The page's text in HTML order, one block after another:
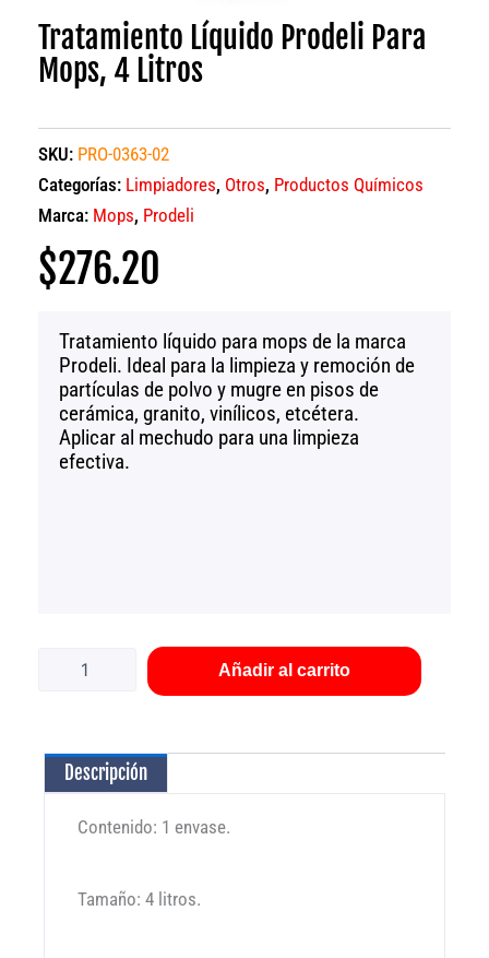
Tratamiento Líquido Prodeli Para
Mops, 4 Litros
SKU: PRO-0363-02
Categorías: Limpiadores, Otros, Productos Químicos
Marca: Mops, Prodeli
$276.20
Tratamiento líquido para mops de la marca
Prodeli. Ideal para la limpieza y remoción de
partículas de polvo y mugre en pisos de
cerámica, granito, vinílicos, etcétera.
Aplicar al mechudo para una limpieza
efectiva.
litros
cantidad
Añadir al carrito
Descripción
Contenido: 1 envase.
Tamaño: 4 litros.